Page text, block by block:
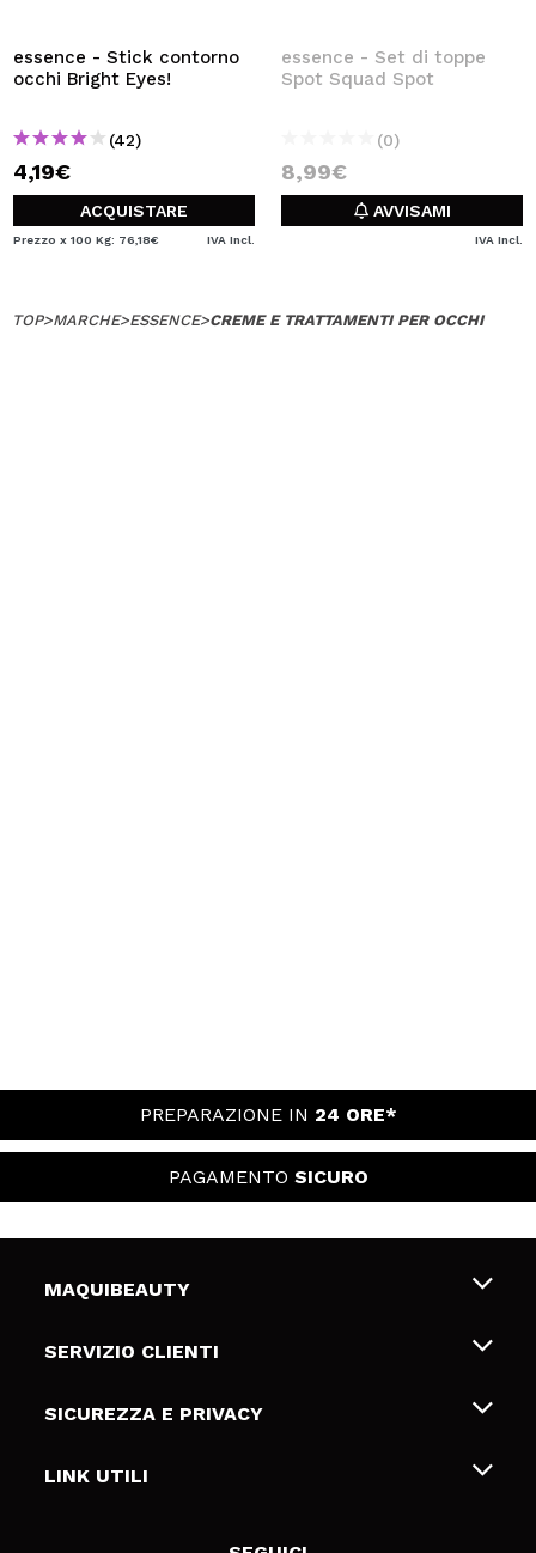
essence - Stick contorno
occhi Bright Eyes!
(42)
4,19€
ACQUISTARE
Prezzo x 100 Kg: 76,18€ IVA Incl.
essence - Set di toppe
Spot Squad Spot
(0)
8,99€
AVVISAMI
IVA Incl.
TOP>MARCHE>ESSENCE>CREME E TRATTAMENTI PER OCCHI
PREPARAZIONE IN 24 ORE*
PAGAMENTO SICURO
MAQUIBEAUTY
Chi siamo
Gift Cards
SERVIZIO CLIENTI
Spedizioni & Resi
Metodi di pagamamento
SICUREZZA E PRIVACY
Termini e condizioni
LINK UTILI